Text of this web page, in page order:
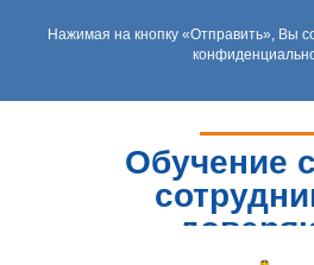
Нажимая на кнопку «Отправить», Вы
Обучение